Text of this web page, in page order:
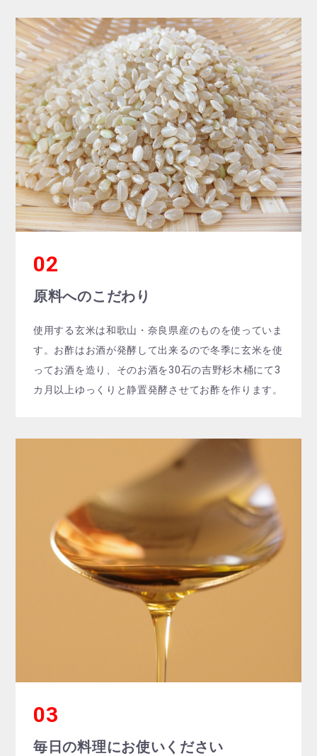
お買い物を続ける カートへ進む
原料へのこだわり
使用する玄米は和歌山・奈良県産のものを使っていま
す。お酢はお酒が発酵して出来るので冬季に玄米を使
ってお酒を造り、そのお酒を30石の吉野杉木桶にて3
カ月以上ゆっくりと静置発酵させてお酢を作ります。
毎日の料理にお使いください
お買い物を続ける カートへ進む